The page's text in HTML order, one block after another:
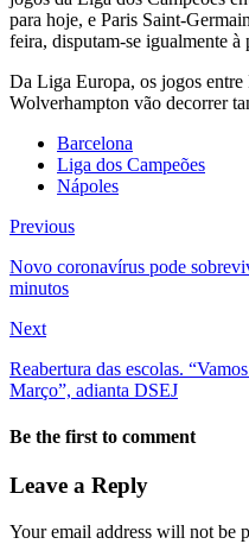
para hoje, e Paris Saint-
feira, disputam-se igualmente à
Da Liga Europa, os jogos
Wolverhampton vão decorrer
Barcelona
Liga dos Campeões
Nápoles
Previous
Novo coronavírus pode
minutos
Next
Reabertura das escolas.
Março”, adianta DSEJ
Be the first to comment
Leave a Reply
Your email address will not be